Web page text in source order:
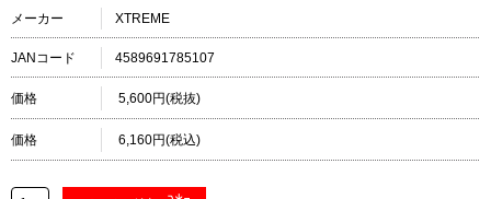
メーカー XTREME
JANコード 4589691785107
価格 5,600円(税抜)
価格 6,160円(税込)